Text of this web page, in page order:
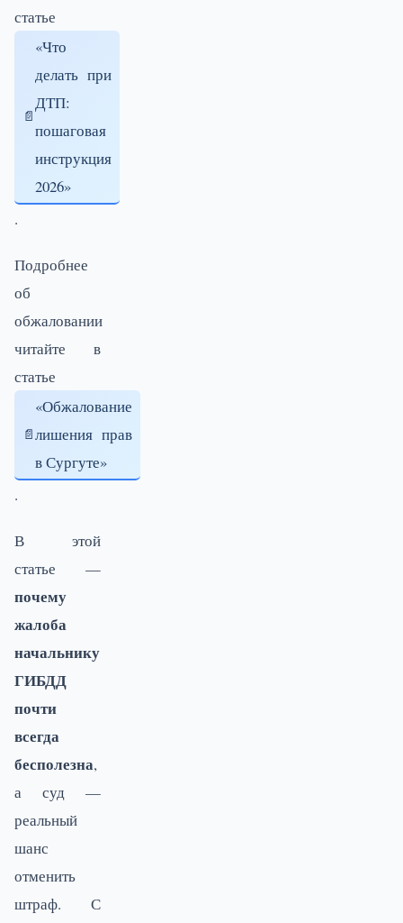
статье
«Что
делать при
ДТП:
пошаговая
инструкция
2026»
.
Подробнее
об
обжаловании
читайте в
статье
«Обжалование
лишения прав
в Сургуте»
.
В этой
статье —
почему
жалоба
начальнику
ГИБДД
почти
всегда
бесполезна,
а суд —
реальный
шанс
отменить
штраф. С